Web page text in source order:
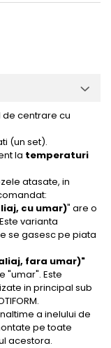
de centrare cu
(un set).
la temperaturi
atasate, in
cu umar)" are o
varianta
se gasesc pe piata
fara umar)"
"umar". Este
in principal sub
a inelului de
pe toate
acestora.